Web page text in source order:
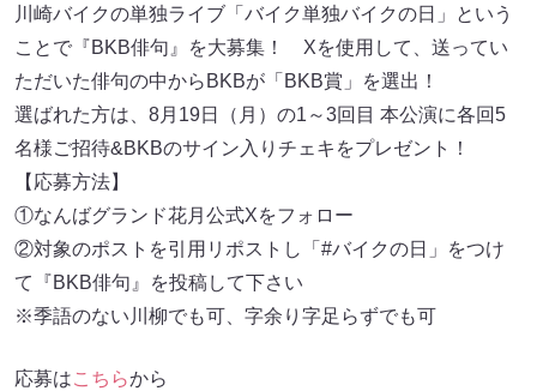
川崎バイクの単独ライブ「バイク単独バイクの⽇」という
ことで『BKB俳句』を大募集！ Xを使用して、送ってい
ただいた俳句の中からBKBが「BKB賞」を選出！
選ばれた方は、8⽉19⽇（⽉）の1～3回目 本公演に各回5
名様ご招待&BKBのサイン入りチェキをプレゼント！
【応募方法】
①なんばグランド花⽉公式Xをフォロー
②対象のポストを引用リポストし「#バイクの⽇」をつけ
て『BKB俳句』を投稿して下さい
※季語のない川柳でも可、字余り字足らずでも可
応募はこちらから